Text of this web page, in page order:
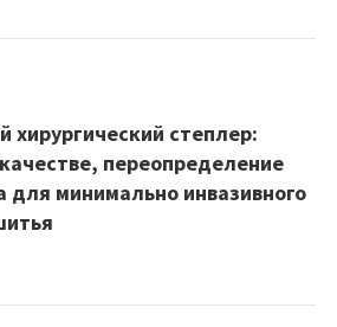
хирургический степлер:
переопределение
для минимально инвазивного